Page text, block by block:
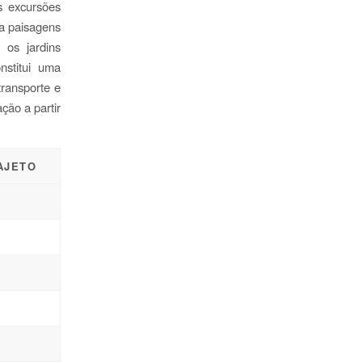
paisagens
os jardins
uma
e
a partir